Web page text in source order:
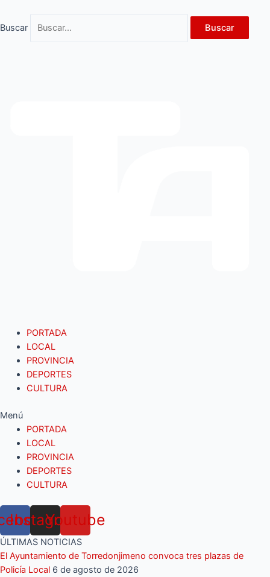
contenido
Buscar Buscar
PORTADA
LOCAL
PROVINCIA
DEPORTES
CULTURA
Menú
PORTADA
LOCAL
PROVINCIA
DEPORTES
CULTURA
Instagram
Youtube
ÚLTIMAS NOTICIAS
El Ayuntamiento de Torredonjimeno convoca tres plazas de
Policía Local 6 de agosto de 2026